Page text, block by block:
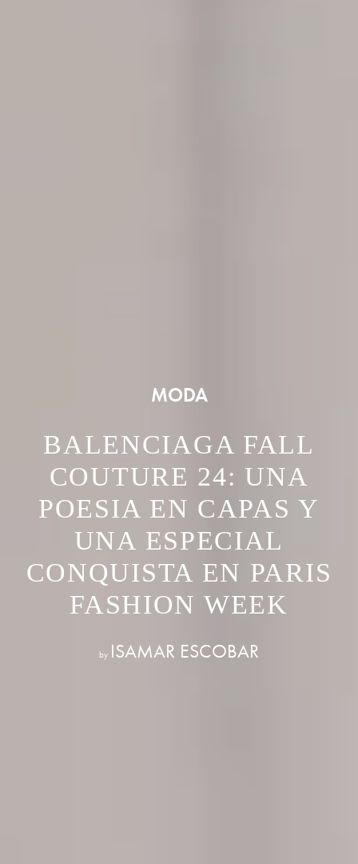
MODA
BALENCIAGA FALL
COUTURE 24: UNA
POESIA EN CAPAS Y
UNA ESPECIAL
CONQUISTA EN PARIS
FASHION WEEK
by ISAMAR ESCOBAR